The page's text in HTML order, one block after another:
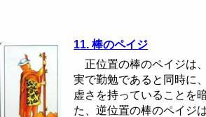
11. 棒のペイジ
正位置の棒のペイジは
実で勤勉であると同時に
虚さを持っていることを
た、逆位置の棒のペイジ